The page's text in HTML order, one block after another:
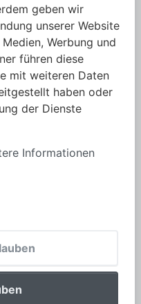
geben wir
unserer Website
Werbung und
führen diese
mit weiteren Daten
haben oder
der Dienste
Informationen